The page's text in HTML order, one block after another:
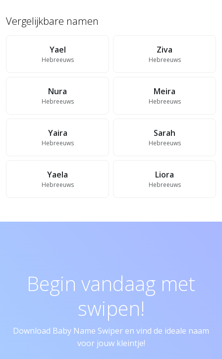
Vergelijkbare namen
Yael
Hebreeuws
Ziva
Hebreeuws
Nura
Hebreeuws
Meira
Hebreeuws
Yaira
Hebreeuws
Sarah
Hebreeuws
Yaela
Hebreeuws
Liora
Hebreeuws
Begin vandaag met
swipen!
Download Baby Name Swiper en vind de ideale naam
voor jouw kleintje!